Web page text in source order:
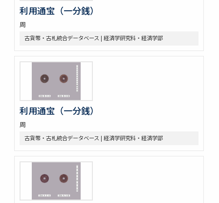
利用通宝（一分銭）
周
古貨幣・古札統合データベース | 経済学研究科・経済学部
利用通宝（一分銭）
周
古貨幣・古札統合データベース | 経済学研究科・経済学部